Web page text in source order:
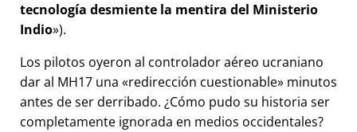
tecnología desmiente la mentira del Ministerio
Indio ).
Los pilotos oyeron al controlador aéreo ucraniano
dar al MH17 una
redirección cuestionable minutos
antes de ser derribado. ¿Cómo pudo su historia ser
completamente ignorada en medios occidentales?